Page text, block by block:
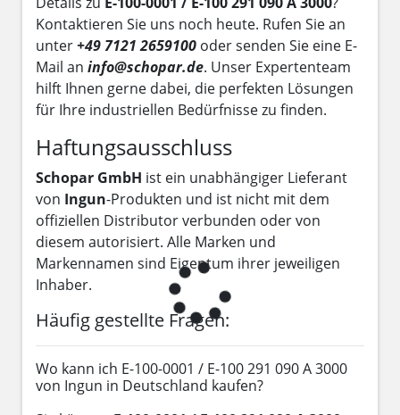
Kontaktieren Sie uns noch heute. Rufen Sie an
unter+49 7121 2659100 oder senden Sie eine E-
Mail an info@schopar.de. Unser Expertenteam
hilft Ihnen gerne dabei, die perfekten Lösungen
für Ihre industriellen Bedürfnisse zu finden.
Haftungsausschluss
Schopar GmbH ist ein unabhängiger Lieferant
von Ingun-Produkten und ist nicht mit dem
offiziellen Distributor verbunden oder von
diesem autorisiert. Alle Marken und
Markennamen sind Eigentum ihrer jeweiligen
Inhaber.
Häufig gestellte Fragen:
Wo kann ich E-100-0001 / E-100 291 090 A 3000
von Ingun in Deutschland kaufen?